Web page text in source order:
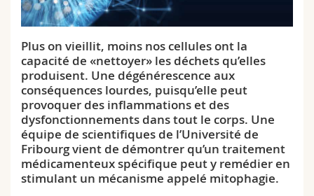
Sciences et médecine
Interfacultaire
Collaborateurs
Doctorants
Webmail
Programme des cours
MyUnifr
Plus on vieillit, moins nos cellules ont la
capacité de «nettoyer» les déchets qu’elles
produisent. Une dégénérescence aux
conséquences lourdes, puisqu’elle peut
provoquer des inflammations et des
dysfonctionnements dans tout le corps. Une
équipe de scientifiques de l’Université de
Fribourg vient de démontrer qu’un traitement
médicamenteux spécifique peut y remédier en
stimulant un mécanisme appelé mitophagie.